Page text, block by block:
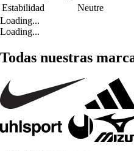
Estabilidad
Neutre
Loading...
Loading...
Todas nuestras